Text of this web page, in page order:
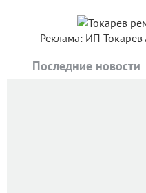
Реклама: ИП
Последние новости